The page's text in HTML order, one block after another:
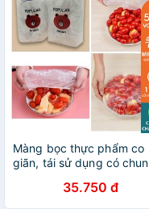
Màng bọc thực phẩm co
giãn, tái sử dụng có chun
35.750 đ